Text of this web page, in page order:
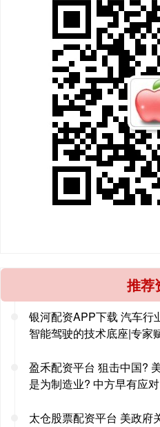
推荐
银河配资APP下载 汽车行
智能驾驶的技术底座|专家
盈禾配资平台 狙击中国?
是为制造业? 中方早有应对
太仓股票配资平台 美政府